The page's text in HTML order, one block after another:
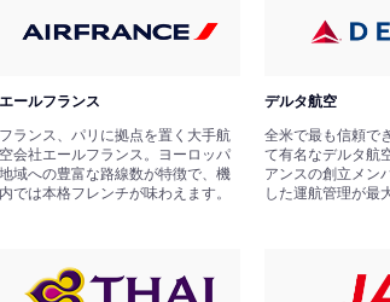
エールフランス
フランス、パリに拠点を置く大手航
空会社エールフランス。ヨーロッパ
地域への豊富な路線数が特徴で、機
内では本格フレンチが味わえます。
デルタ航空
全米で最も信頼で
て有名なデルタ航
アンスの創立メン
した運航管理が最